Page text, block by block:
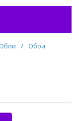
/ Обои